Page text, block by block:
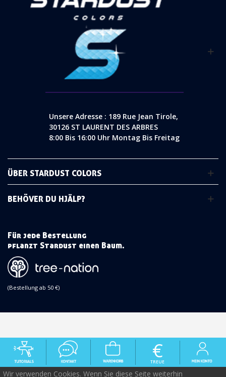
Unsere Adresse : 189 Rue Jean Tirole,
30126 ST LAURENT DES ARBRES
8:00 Bis 16:00 Uhr Montag Bis Freitag
ÜBER STARDUST COLORS
BEHÖVER DU HJÄLP?
Für jede Bestellung
pflanzt Stardust einen Baum.
(Bestellung ab 50 €)
€
TREUE
Wir verwenden Cookies. Wenn Sie diese Seite weiterhin